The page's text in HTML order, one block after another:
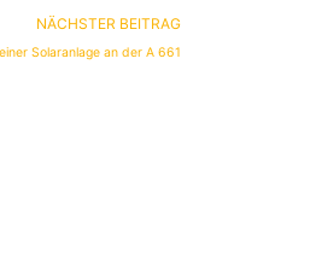
NÄCHSTER BEITRAG
Solaranlage an der A 661